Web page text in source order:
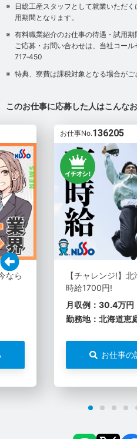
日総工産スタッフとして就業いただ
用期間となります。
有料職業紹介のお仕事の待遇・試用期
ご応募・お問い合わせは、当社コー
717‐450
特典、寮費は課税対象となる場合がご
このお仕事に応募した人はこんな
なら
お仕事No.136205
【チャレンジ!】
時給1700円!
月収例：30.4万円
勤務地：北海道恵
お仕事の